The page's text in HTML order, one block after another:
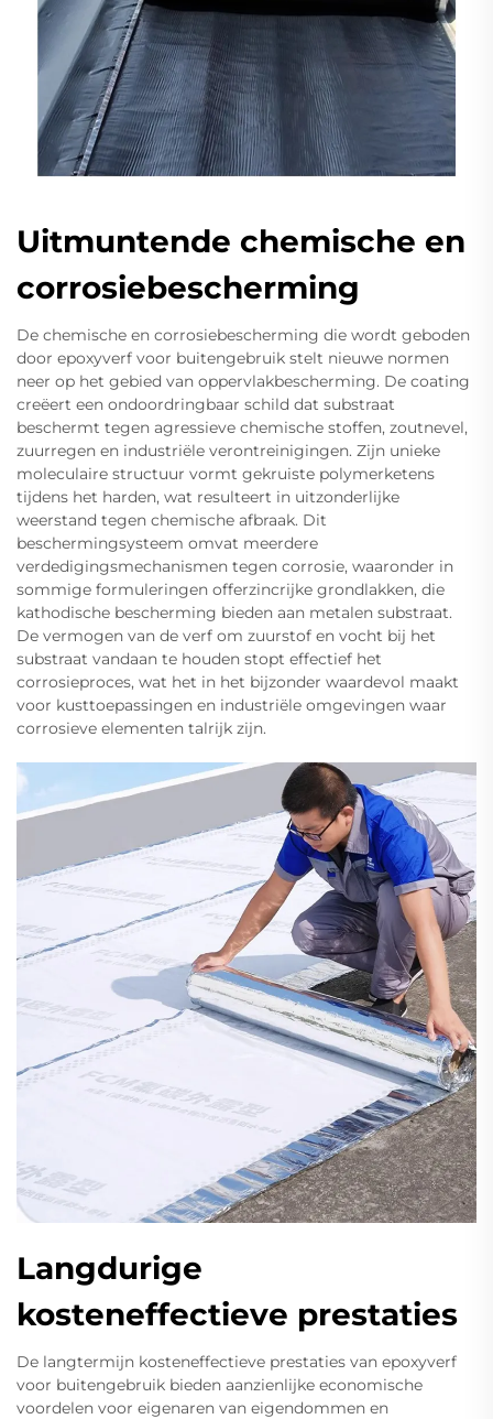
Uitmuntende chemische en
corrosiebescherming
De chemische en corrosiebescherming die wordt geboden
door epoxyverf voor buitengebruik stelt nieuwe normen
neer op het gebied van oppervlakbescherming. De coating
creëert een ondoordringbaar schild dat substraat
beschermt tegen agressieve chemische stoffen, zoutnevel,
zuurregen en industriële verontreinigingen. Zijn unieke
moleculaire structuur vormt gekruiste polymerketens
tijdens het harden, wat resulteert in uitzonderlijke
weerstand tegen chemische afbraak. Dit
beschermingsysteem omvat meerdere
verdedigingsmechanismen tegen corrosie, waaronder in
sommige formuleringen offerzincrijke grondlakken, die
kathodische bescherming bieden aan metalen substraat.
De vermogen van de verf om zuurstof en vocht bij het
substraat vandaan te houden stopt effectief het
corrosieproces, wat het in het bijzonder waardevol maakt
voor kusttoepassingen en industriële omgevingen waar
corrosieve elementen talrijk zijn.
Langdurige
kosteneffectieve prestaties
De langtermijn kosteneffectieve prestaties van epoxyverf
voor buitengebruik bieden aanzienlijke economische
voordelen voor eigenaren van eigendommen en